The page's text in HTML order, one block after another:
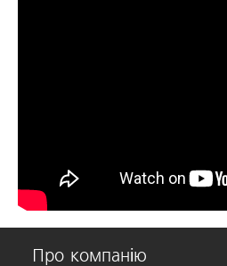
Про компанію